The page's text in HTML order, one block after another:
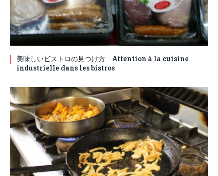
美味しいビストロの見つけ方 Attention à la cuisine
industrielle dans les bistros